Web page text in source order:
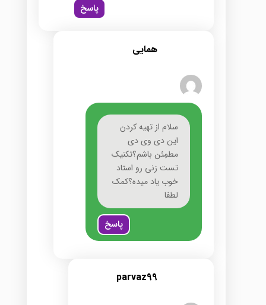
پاسخ
همایی
سلام از تهیه کردن
این دی وی دی
مطمِئن باشم؟تکنیک
تست زنی رو استاد
خوب یاد میده؟کمک
لطفا
پاسخ
parvaz99